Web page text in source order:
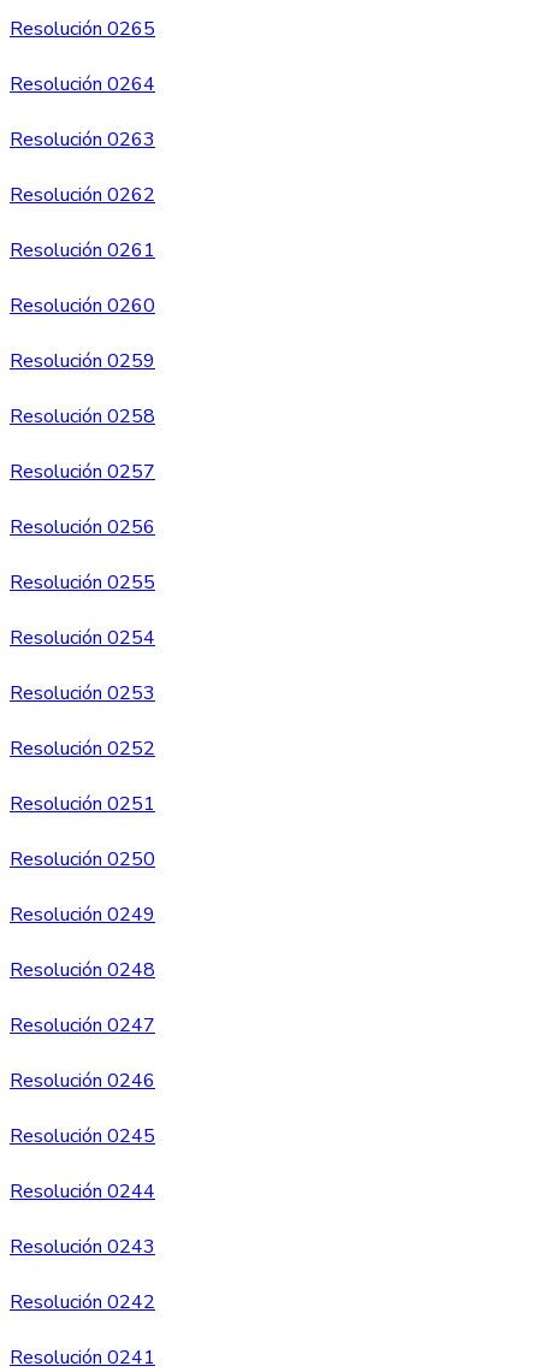
Resolución 0265
Resolución 0264
Resolución 0263
Resolución 0262
Resolución 0261
Resolución 0260
Resolución 0259
Resolución 0258
Resolución 0257
Resolución 0256
Resolución 0255
Resolución 0254
Resolución 0253
Resolución 0252
Resolución 0251
Resolución 0250
Resolución 0249
Resolución 0248
Resolución 0247
Resolución 0246
Resolución 0245
Resolución 0244
Resolución 0243
Resolución 0242
Resolución 0241